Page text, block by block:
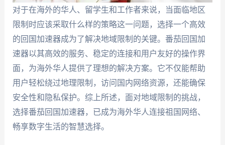
对于在海外的华人、留学生和工作者来说，当面临地区
限制时应该采取什么样的策略这一问题，选择一个高效
的回国加速器成为了解决地域限制的关键。番茄回国加
速器以其高效的服务、稳定的连接和用户友好的操作界
面，为海外华人提供了理想的解决方案。它不仅能帮助
用户轻松绕过地理限制，访问国内网络资源，还能确保
安全性和隐私保护。综上所述，面对地域限制的挑战，
选择番茄回国加速器，已成为海外华人连接祖国网络、
畅享数字生活的智慧选择。